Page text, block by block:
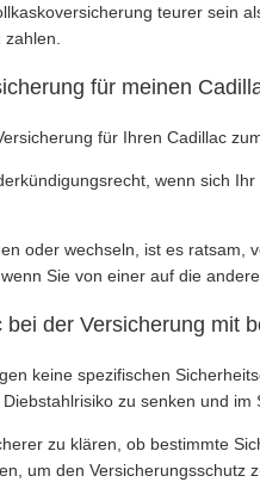
teurer sein
für meinen
für Ihren Cadillac
wenn sich
oder wechseln, ist es
Sie von einer auf die
der Versicherung mit
keine spezifischen
zu senken und im
zu klären, ob bestimmte
um den Versicherungsschutz